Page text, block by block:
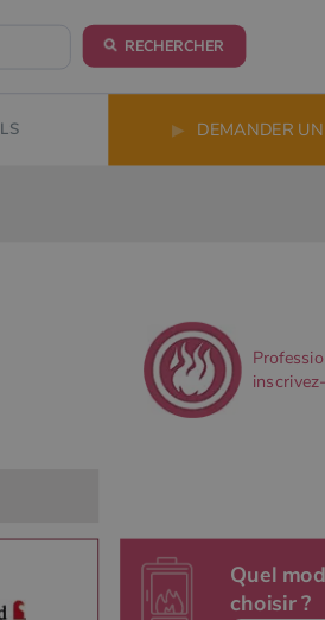
RECHERCHER
▶ DEMANDER
Quel
choisir ?